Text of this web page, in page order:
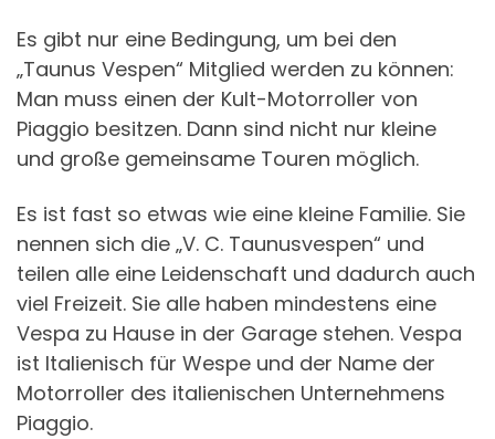
Es gibt nur eine Bedingung, um bei den
„Taunus Vespen“ Mitglied werden zu können:
Man muss einen der Kult-Motorroller von
Piaggio besitzen. Dann sind nicht nur kleine
und große gemeinsame Touren möglich.
Es ist fast so etwas wie eine kleine Familie. Sie
nennen sich die „V. C. Taunusvespen“ und
teilen alle eine Leidenschaft und dadurch auch
viel Freizeit. Sie alle haben mindestens eine
Vespa zu Hause in der Garage stehen. Vespa
ist Italienisch für Wespe und der Name der
Motorroller des italienischen Unternehmens
Piaggio.